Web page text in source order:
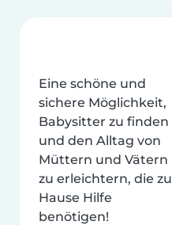
Eine schöne und
sichere Möglichkeit,
Babysitter zu finden
und den Alltag von
Müttern und Vätern
zu erleichtern, die zu
Hause Hilfe
benötigen!